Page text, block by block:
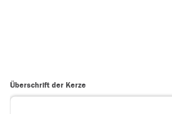
Überschrift der Kerze